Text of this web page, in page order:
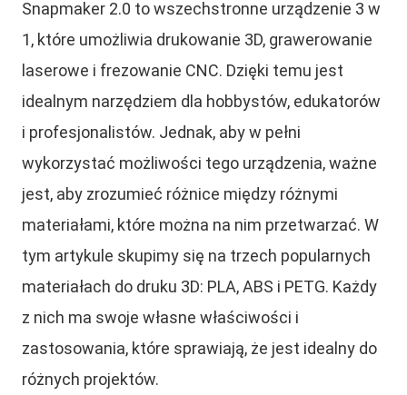
Snapmaker 2.0 to wszechstronne urządzenie 3 w
1, które umożliwia drukowanie 3D, grawerowanie
laserowe i frezowanie CNC. Dzięki temu jest
idealnym narzędziem dla hobbystów, edukatorów
i profesjonalistów. Jednak, aby w pełni
wykorzystać możliwości tego urządzenia, ważne
jest, aby zrozumieć różnice między różnymi
materiałami, które można na nim przetwarzać. W
tym artykule skupimy się na trzech popularnych
materiałach do druku 3D: PLA, ABS i PETG. Każdy
z nich ma swoje własne właściwości i
zastosowania, które sprawiają, że jest idealny do
różnych projektów.